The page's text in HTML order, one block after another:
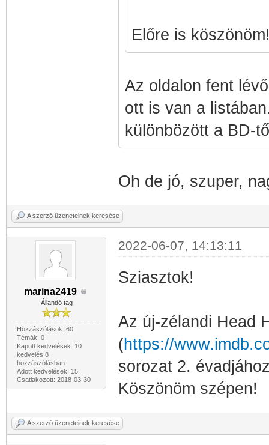
Előre is
Az oldalon fent
ott is van a
különbözött a BD-
Oh de jó, szuper,
A szerző üzeneteinek keresése
marina2419
Állandó tag
Hozzászólások: 60
Témák: 0
Kapott kedvelések: 10
kedvelés 8
hozzászólásban
Adott kedvelések: 15
Csatlakozott: 2018-03-30
2022-06-07, 14:13:11
Sziasztok!
Az új-zélandi Head
(https://
sorozat 2.
Köszönöm szépen!
A szerző üzeneteinek keresése